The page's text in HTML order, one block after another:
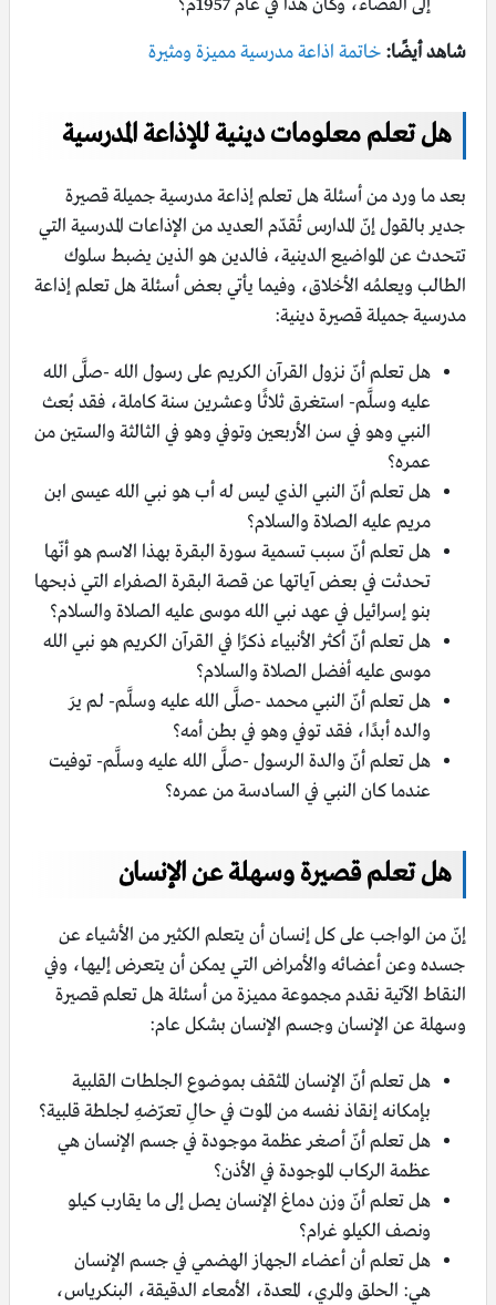
شاهد أيضًا: خاتمة اذاعة مدرسية مميزة ومثيرة
هل تعلم معلومات دينية للإذاعة المدرسية
بعد ما ورد من أسئلة هل تعلم إذاعة مدرسية جميلة قصيرة
جدير بالقول إنّ المدارس تُقدّم العديد من الإذاعات المدرسية التي
تتحدث عن المواضيع الدينية، فالدين هو الذين يضبط سلوك
الطالب ويعلمُه الأخلاق، وفيما يأتي بعض أسئلة هل تعلم إذاعة
مدرسية جميلة قصيرة دينية:
هل تعلم أنّ نزول القرآن الكريم على رسول الله -صلَّى الله
عليه وسلَّم- استغرق ثلاثًا وعشرين سنة كاملة، فقد بُعث
النبي وهو في سن الأربعين وتوفي وهو في الثالثة والستين من
عمره؟
هل تعلم أنّ النبي الذي ليس له أب هو نبي الله عيسى ابن
مريم عليه الصلاة والسلام؟
هل تعلم أنّ سبب تسمية سورة البقرة بهذا الاسم هو أنّها
تحدثت في بعض آياتها عن قصة البقرة الصفراء التي ذبحها
بنو إسرائيل في عهد نبي الله موسى عليه الصلاة والسلام؟
هل تعلم أنّ أكثر الأنبياء ذكرًا في القرآن الكريم هو نبي الله
موسى عليه أفضل الصلاة والسلام؟
هل تعلم أنّ النبي محمد -صلَّى الله عليه وسلَّم- لم يرَ
والده أبدًا، فقد توفي وهو في بطن أمه؟
هل تعلم أنّ والدة الرسول -صلَّى الله عليه وسلَّم- توفيت
عندما كان النبي في السادسة من عمره؟
هل تعلم قصيرة وسهلة عن الإنسان
إنّ من الواجب على كل إنسان أن يتعلم الكثير من الأشياء عن
جسده وعن أعضائه والأمراض التي يمكن أن يتعرض إليها، وفي
النقاط الآتية نقدم مجموعة مميزة من أسئلة هل تعلم قصيرة
وسهلة عن الإنسان وجسم الإنسان بشكل عام:
هل تعلم أنّ الإنسان المثقف بموضوع الجلطات القلبية
بإمكانه إنقاذ نفسه من الموت في حالِ تعرّضهِ لجلطة قلبية؟
هل تعلم أنّ أصغر عظمة موجودة في جسم الإنسان هي
عظمة الركاب الموجودة في الأذن؟
هل تعلم أنّ وزن دماغ الإنسان يصل إلى ما يقارب كيلو
ونصف الكيلو غرام؟
هل تعلم أن أعضاء الجهاز الهضمي في جسم الإنسان
هي: الحلق والمري، المعدة، الأمعاء الدقيقة، البنكرياس،